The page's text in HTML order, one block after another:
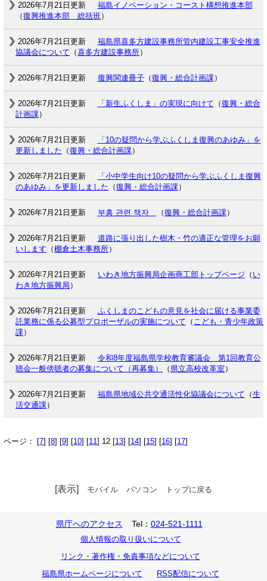
2026年7月21日更新
福島イノベーション・コースト構想推進本部
（復興推進本部 総括班）
2026年7月21日更新
福島県喜多方建設事務所管内建設工事安全推進
協議会について （喜多方建設事務所）
2026年7月21日更新 復興関連冊子（復興・総合計画課）
2026年7月21日更新 「新生ふくしま」の実現に向けて （復興・総合
計画課）
2026年7月21日更新
「10の疑問から学ぶふくしま復興のあゆみ」を
更新しました （復興・総合計画課）
2026年7月21日更新
「小中学生向け10の疑問から学ぶふくしま復興
のあゆみ」を更新しました （復興・総合計画課）
2026年7月21日更新 부흥 관련 책자 （復興・総合計画課）
2026年7月21日更新
道路に張り出した樹木・竹の適正な管理をお願
いします （棚倉土木事務所）
2026年7月21日更新 いわき地方振興局企画商工部トップページ （ い
わき地方振興局 ）
2026年7月21日更新
ふくしまのこどもの意見を社会に届ける事業委
託業務に係る公募型プロポーザルの実施について （ こども・青少年政策
課）
2026年7月21日更新
令和8年度福島県学校教育審議会 第1回教育公
聴会一般傍聴者の募集について（再募集）
（ 県立高校改革室 ）
2026年7月21日更新 福島県地域公共交通活性化協議会について （生
活交通課）
ページ： [7] [8] [9] [10] [11] 12 [13] [14] [15] [16] [17]
[表示] モバイル パソコン トップに戻る
県庁へのアクセス Tel： 024-521-1111
個人情報の取り扱いについて
リンク・著作権・免責事項などについて
福島県ホームページについて
RSS配信について